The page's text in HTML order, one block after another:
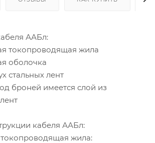
ААБл:
токопроводящая жила
оболочка
стальных лент
броней имеется слой из
кабеля ААБл:
жила: